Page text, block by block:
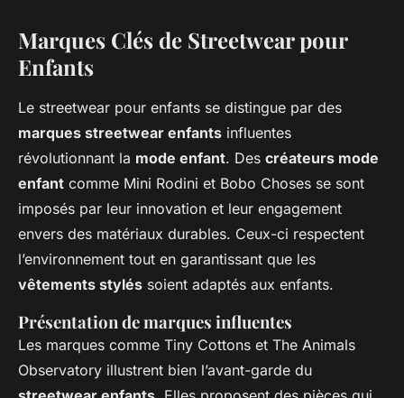
Marques Clés de Streetwear pour
Enfants
Le streetwear pour enfants se distingue par des
marques streetwear enfants influentes
révolutionnant la mode enfant. Des créateurs mode
enfant comme Mini Rodini et Bobo Choses se sont
imposés par leur innovation et leur engagement
envers des matériaux durables. Ceux-ci respectent
l’environnement tout en garantissant que les
vêtements stylés soient adaptés aux enfants.
Présentation de marques influentes
Les marques comme Tiny Cottons et The Animals
Observatory illustrent bien l’avant-garde du